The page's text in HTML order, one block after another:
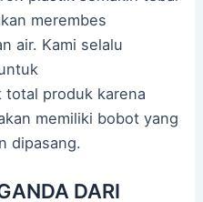
merembes
air. Kami selalu
total produk karena
memiliki bobot yang
dipasang.
DARI